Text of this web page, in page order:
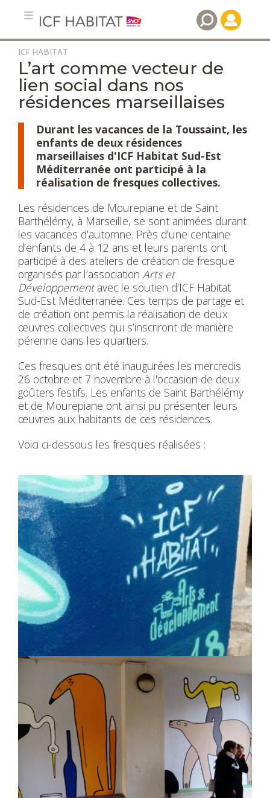
Aller
contenu
principal
ICF HABITAT
L’art comme vecteur de
lien social dans nos
résidences marseillaises
Durant les vacances de la Toussaint, les
enfants de deux résidences
marseillaises d'ICF Habitat Sud-Est
Méditerranée ont participé à la
réalisation de fresques collectives.
Les résidences de Mourepiane et de Saint
Barthélémy, à Marseille, se sont animées durant
les vacances d’automne. Près d’une centaine
d’enfants de 4 à 12 ans et leurs parents ont
participé à des ateliers de création de fresque
organisés par l’association Arts et
Développementavec le soutien d'ICF Habitat
Sud-Est Méditerranée. Ces temps de partage et
de création ont permis la réalisation de deux
œuvres collectives qui s’inscriront de manière
pérenne dans les quartiers.
Ces fresques ont été inaugurées les mercredis
26 octobre et 7 novembre à l'occasion de deux
goûters festifs. Les enfants de Saint Barthélémy
et de Mourepiane ont ainsi pu présenter leurs
œuvres aux habitants de ces résidences.
Voici ci-dessous les fresques réalisées :